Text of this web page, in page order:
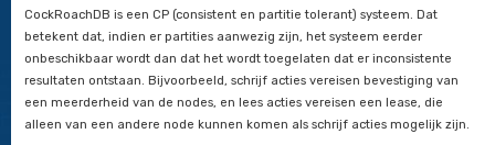
zullen ervaren ten opzichte van andere gelijktijdige
Maar hoe is CockRoachDB dan
high available als sterk